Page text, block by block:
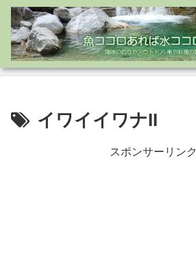
イワイイワナII
スポンサーリンク